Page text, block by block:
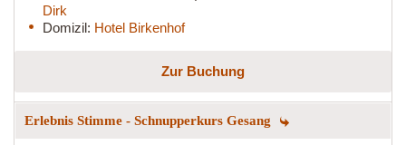
Dirk
Domizil: Hotel Birkenhof
Zur Buchung
Erlebnis Stimme - Schnupperkurs Gesang